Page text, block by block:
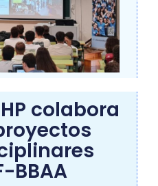
colabora
BBAA